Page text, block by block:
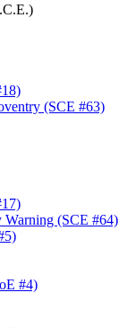
(SCE #63)
Warning (SCE #64)
#4)